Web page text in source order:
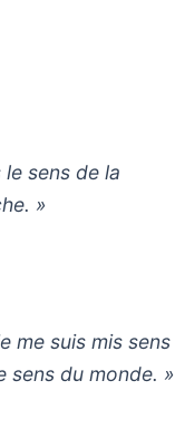
sens de la
»
me suis mis sens
sens du monde. »